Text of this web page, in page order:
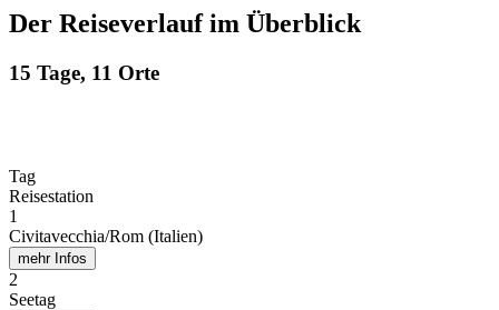
Der Reiseverlauf im Überblick
15 Tage, 11 Orte
Tag
Reisestation
1
Civitavecchia/Rom (Italien)
mehr Infos
2
Seetag